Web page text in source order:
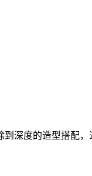
深度的造型搭配